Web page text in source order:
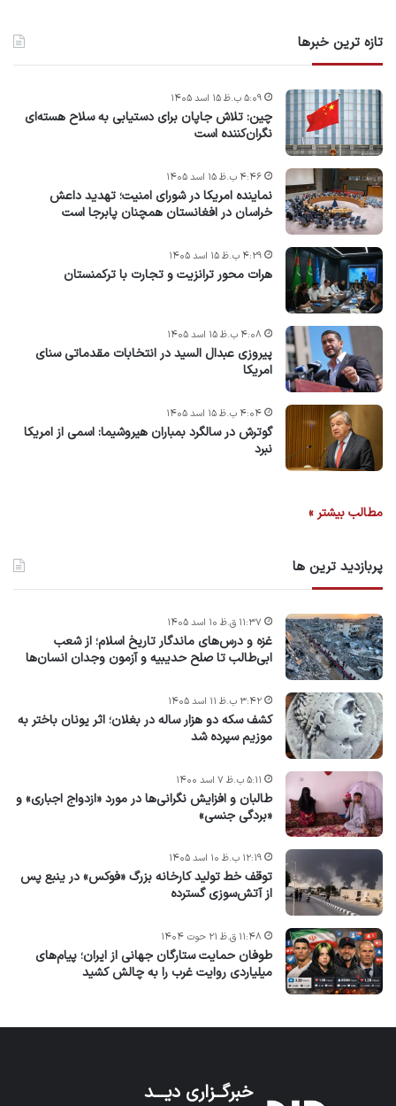
تازه ترین خبرها
چین: تلاش جاپان برای دستیابی به سلاح هسته‌ای
نگران‌کننده است
۵:۰۹ ب.ظ ۱۵ اسد ۱۴۰۵
نماینده امریکا در شورای امنیت؛ تهدید داعش
خراسان در افغانستان همچنان پابرجا است
۴:۴۶ ب.ظ ۱۵ اسد ۱۴۰۵
هرات محور ترانزیت و تجارت با ترکمنستان
۴:۲۹ ب.ظ ۱۵ اسد ۱۴۰۵
پیروزی عبدال السید در انتخابات مقدماتی سنای
امریکا
۴:۰۸ ب.ظ ۱۵ اسد ۱۴۰۵
گوترش در سالگرد بمباران هیروشیما: اسمی از امریکا
نبرد
۴:۰۴ ب.ظ ۱۵ اسد ۱۴۰۵
مطالب بیشتر »
پربازدید ترین ها
غزه و درس‌های ماندگار تاریخ اسلام؛ از شعب
ابی‌طالب تا صلح حدیبیه و آزمون وجدان انسان‌ها
۱۱:۳۷ ق.ظ ۱۰ اسد ۱۴۰۵
کشف سکه دو هزار ساله در بغلان؛ اثر یونان باختر به
موزیم سپرده شد
۳:۴۲ ب.ظ ۱۱ اسد ۱۴۰۵
طالبان و افزایش نگرانی‌ها در مورد «ازدواج اجباری» و
«بردگی جنسی»
۵:۱۱ ب.ظ ۷ اسد ۱۴۰۰
توقف خط تولید کارخانه بزرگ «فوکس» در ینبع پس
از آتش‌سوزی گسترده
۱۲:۱۹ ب.ظ ۱۰ اسد ۱۴۰۵
طوفان حمایت ستارگان جهانی از ایران؛ پیام‌های
میلیاردی روایت غرب را به چالش کشید
۱۱:۴۸ ق.ظ ۲۱ حوت ۱۴۰۴
خبرگــزاری دیـــد